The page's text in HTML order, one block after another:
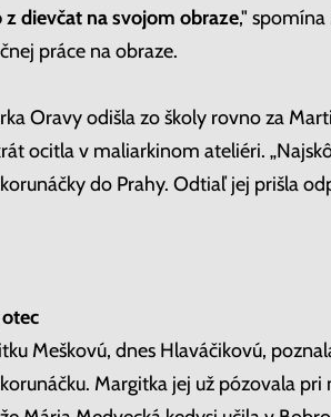
z dievčat na svojom obraze,"
práce na obraze.
Oravy odišla zo školy rovno za
ocitla v maliarkinom ateliéri.
do Prahy. Odtiaľ jej prišla
Meškovú, dnes Hlaváčikovú,
Margitka jej už pózovala